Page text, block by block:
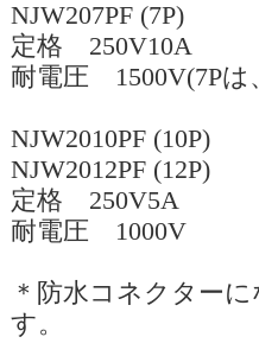
NJW207PF (7P)
定格 250V10A
耐電圧 1500V(7Pは
NJW2010PF (10P)
NJW2012PF (12P)
定格 250V5A
耐電圧 1000V
＊防水コネクター
す。